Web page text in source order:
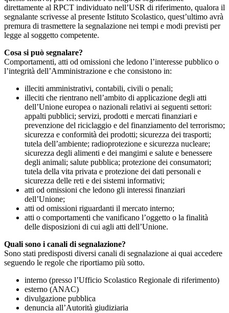
direttamente al RPCT individuato nell’USR di riferimento, qualora il
segnalante scrivesse al presente Istituto Scolastico, quest’ultimo avrà
premura di trasmettere la segnalazione nei tempi e modi previsti per
legge al soggetto competente.
Cosa si può segnalare?
Comportamenti, atti od omissioni che ledono l’interesse pubblico o
l’integrità dell’Amministrazione e che consistono in:
illeciti amministrativi, contabili, civili o penali;
illeciti che rientrano nell’ambito di applicazione degli atti
dell’Unione europea o nazionali relativi ai seguenti settori:
appalti pubblici; servizi, prodotti e mercati finanziari e
prevenzione del riciclaggio e del finanziamento del terrorismo;
sicurezza e conformità dei prodotti; sicurezza dei trasporti;
tutela dell’ambiente; radioprotezione e sicurezza nucleare;
sicurezza degli alimenti e dei mangimi e salute e benessere
degli animali; salute pubblica; protezione dei consumatori;
tutela della vita privata e protezione dei dati personali e
sicurezza delle reti e dei sistemi informativi;
atti od omissioni che ledono gli interessi finanziari
dell’Unione;
atti od omissioni riguardanti il mercato interno;
atti o comportamenti che vanificano l’oggetto o la finalità
delle disposizioni di cui agli atti dell’Unione.
Quali sono i canali di segnalazione?
Sono stati predisposti diversi canali di segnalazione ai quai accedere
seguendo le regole che riportiamo più sotto.
interno (presso l’Ufficio Scolastico Regionale di riferimento)
esterno (ANAC)
divulgazione pubblica
denuncia all’Autorità giudiziaria